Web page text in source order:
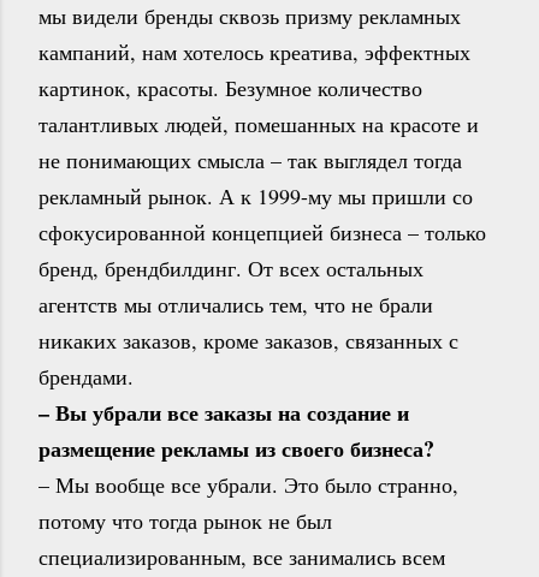
мы видели бренды сквозь призму рекламных
кампаний, нам хотелось креатива, эффектных
картинок, красоты. Безумное количество
талантливых людей, помешанных на красоте и
не понимающих смысла – так выглядел тогда
рекламный рынок. А к 1999-му мы пришли со
сфокусированной концепцией бизнеса – только
бренд, брендбилдинг. От всех остальных
агентств мы отличались тем, что не брали
никаких заказов, кроме заказов, связанных с
брендами.
– Вы убрали все заказы на создание и
размещение рекламы из своего бизнеса?
– Мы вообще все убрали. Это было странно,
потому что тогда рынок не был
специализированным, все занимались всем